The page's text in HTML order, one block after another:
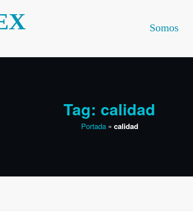
Somos
Tag: calidad
Portada» calidad